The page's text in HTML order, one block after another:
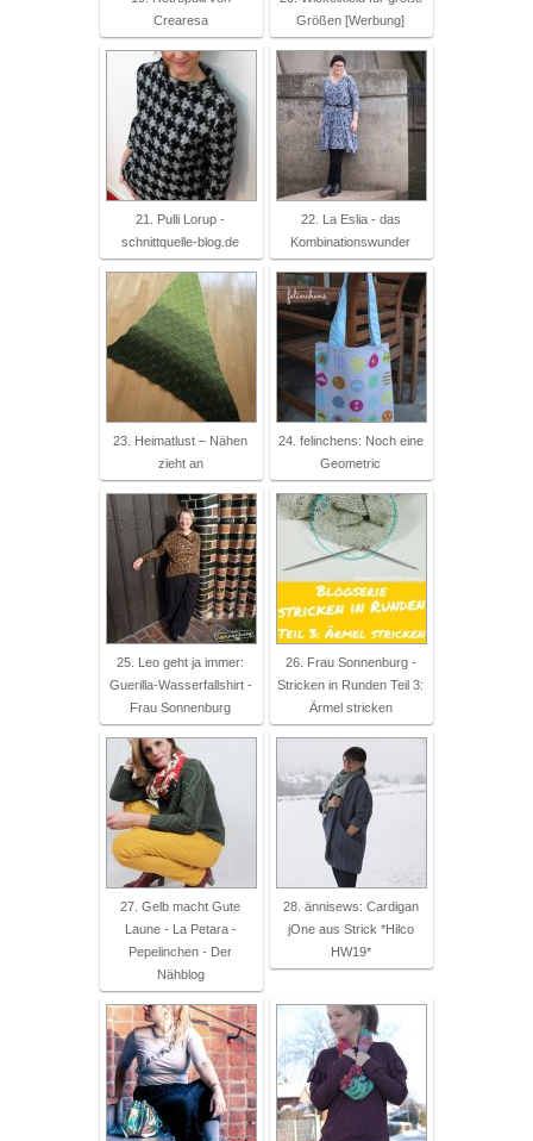
Crearesa
Größen [Werbung]
21. Pulli Lorup -
schnittquelle-blog.de
22. La Eslia - das
Kombinationswunder
23. Heimatlust – Nähen
zieht an
24. felinchens: Noch eine
Geometric
25. Leo geht ja immer:
Guerilla-Wasserfallshirt -
Frau Sonnenburg
26. Frau Sonnenburg -
Stricken in Runden Teil 3:
Ärmel stricken
27. Gelb macht Gute
Laune - La Petara -
Pepelinchen - Der
Nähblog
28. ännisews: Cardigan
jOne aus Strick *Hilco
HW19*